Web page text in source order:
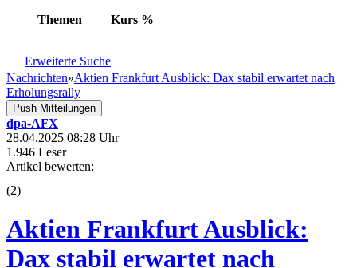
Themen Kurs %
Erweiterte Suche
Nachrichten»Aktien Frankfurt Ausblick: Dax stabil erwartet nach
Erholungsrally
Push Mitteilungen
dpa-AFX
28.04.2025 08:28 Uhr
1.946 Leser
Artikel bewerten:
(2)
Aktien Frankfurt Ausblick:
Dax stabil erwartet nach